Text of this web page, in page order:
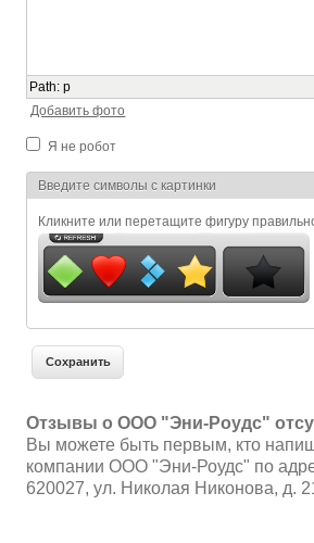
Path:p
Добавить фото
Я не робот
Я спамер
Введите символы с картинки
Кликните или перетащите фигуру
Отзывы о ООО "Эни-Роудс"
Вы можете быть первым, кто
компании ООО "Эни-Роудс" по
620027, ул. Николая Никонова, д.